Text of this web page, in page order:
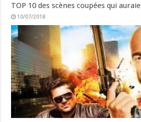
TOP 10 des scènes coupées qui
10/07/2018